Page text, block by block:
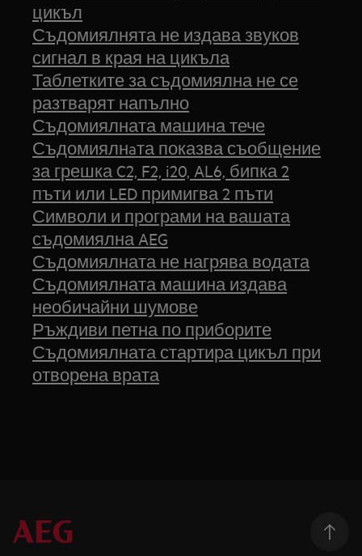
цикъл
Съдомиялнята не издава звуков
сигнал в края на цикъла
Таблетките за съдомиялна не се
разтварят напълно
Съдомиялната машина тече
Съдомиялнaта показва съобщение
за грешка C2, F2, i20, AL6, бипка 2
пъти или LED примигва 2 пъти
Символи и програми на вашата
съдомиялна AEG
Съдомиялната не нагрява водата
Съдомиялната машина издава
необичайни шумове
Ръждиви петна по приборите
Съдомиялната стартира цикъл при
отворена врата